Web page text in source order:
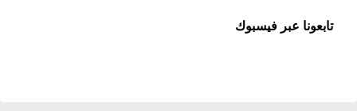
تابعونا عبر فيسبوك